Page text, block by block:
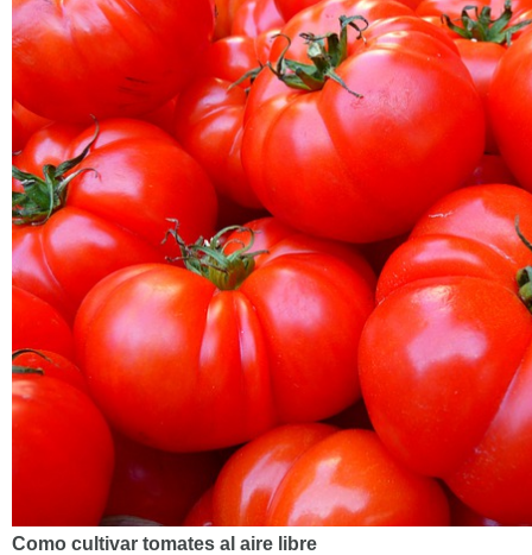
Como cultivar tomates al aire libre